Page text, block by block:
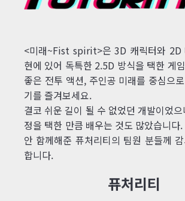
<미래~Fist spirit>은 3D 캐릭터와 2D
현에 있어 독특한 2.5D 방식을 택한 게
좋은 전투 액션, 주인공 미래를 중심으
기를 즐겨보세요.
결코 쉬운 길이 될 수 없었던 개발이었
정을 택한 만큼 배우는 것도 많았습니다
안 함께해준 퓨처리티의 팀원 분들께
합니다.
퓨처리티